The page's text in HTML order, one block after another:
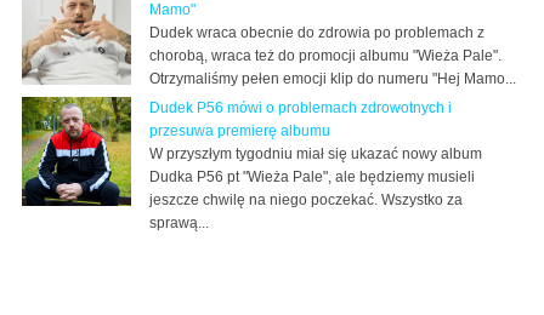
Mamo"
Dudek wraca obecnie do zdrowia po problemach z
chorobą, wraca też do promocji albumu "Wieża Pale".
Otrzymaliśmy pełen emocji klip do numeru "Hej Mamo...
Dudek P56 mówi o problemach zdrowotnych i
przesuwa premierę albumu
W przyszłym tygodniu miał się ukazać nowy album
Dudka P56 pt "Wieża Pale", ale będziemy musieli
jeszcze chwilę na niego poczekać. Wszystko za
sprawą...